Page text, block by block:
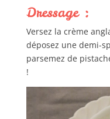
Dressage :
Versez la crème
déposez une demi-
parsemez de
!